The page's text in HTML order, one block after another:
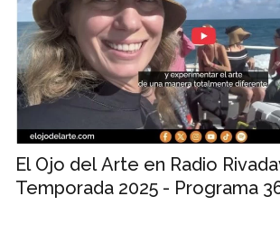
El Ojo del Arte en Radio
Temporada 2025 - Programa